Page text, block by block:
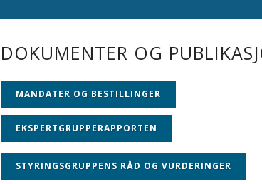
DOKUMENTER OG
MANDATER OG BESTILLINGER
EKSPERTGRUPPERAPPORTEN
STYRINGSGRUPPENS RÅD OG VURDERINGER